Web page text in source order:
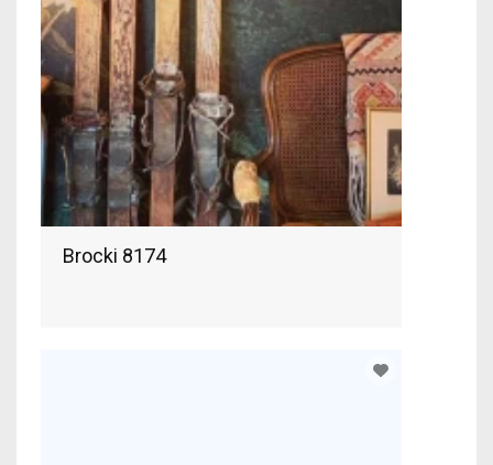
Brocki 8174